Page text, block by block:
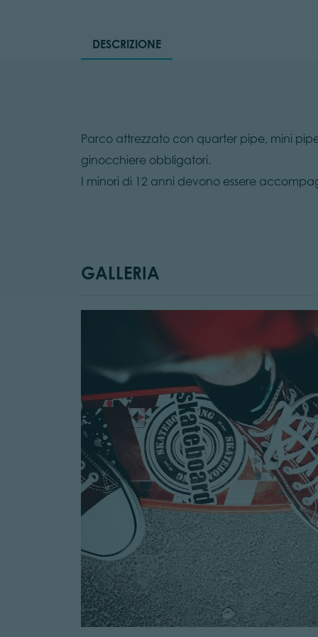
DESCRIZIONE
Parco attrezzato con quarter pipe, mini
ginocchiere obbligatori.
I minori di 12 anni devono essere
GALLERIA